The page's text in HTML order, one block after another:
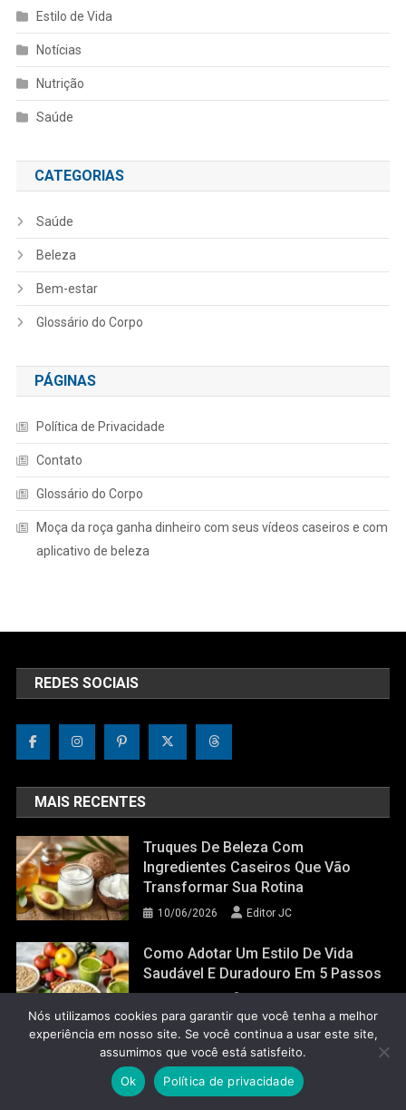
Estilo de Vida
Notícias
Nutrição
Saúde
CATEGORIAS
Saúde
Beleza
Bem-estar
Glossário do Corpo
PÁGINAS
Política de Privacidade
Contato
Glossário do Corpo
Moça da roça ganha dinheiro com seus vídeos caseiros e com
aplicativo de beleza
REDES SOCIAIS
MAIS RECENTES
Truques De Beleza Com
Ingredientes Caseiros Que Vão
Transformar Sua Rotina
10/06/2026 Editor JC
Como Adotar Um Estilo De Vida
Saudável E Duradouro Em 5 Passos
Jornal do Corpo 2022 | Theme: News Portal byMystery Themes
Glossário do Corpo
Política de Privacidade
Nós utilizamos cookies para garantir que você tenha a melhor
experiência em nosso site. Se você continua a usar este site,
assumimos que você está satisfeito.
Ok
Política de privacidade